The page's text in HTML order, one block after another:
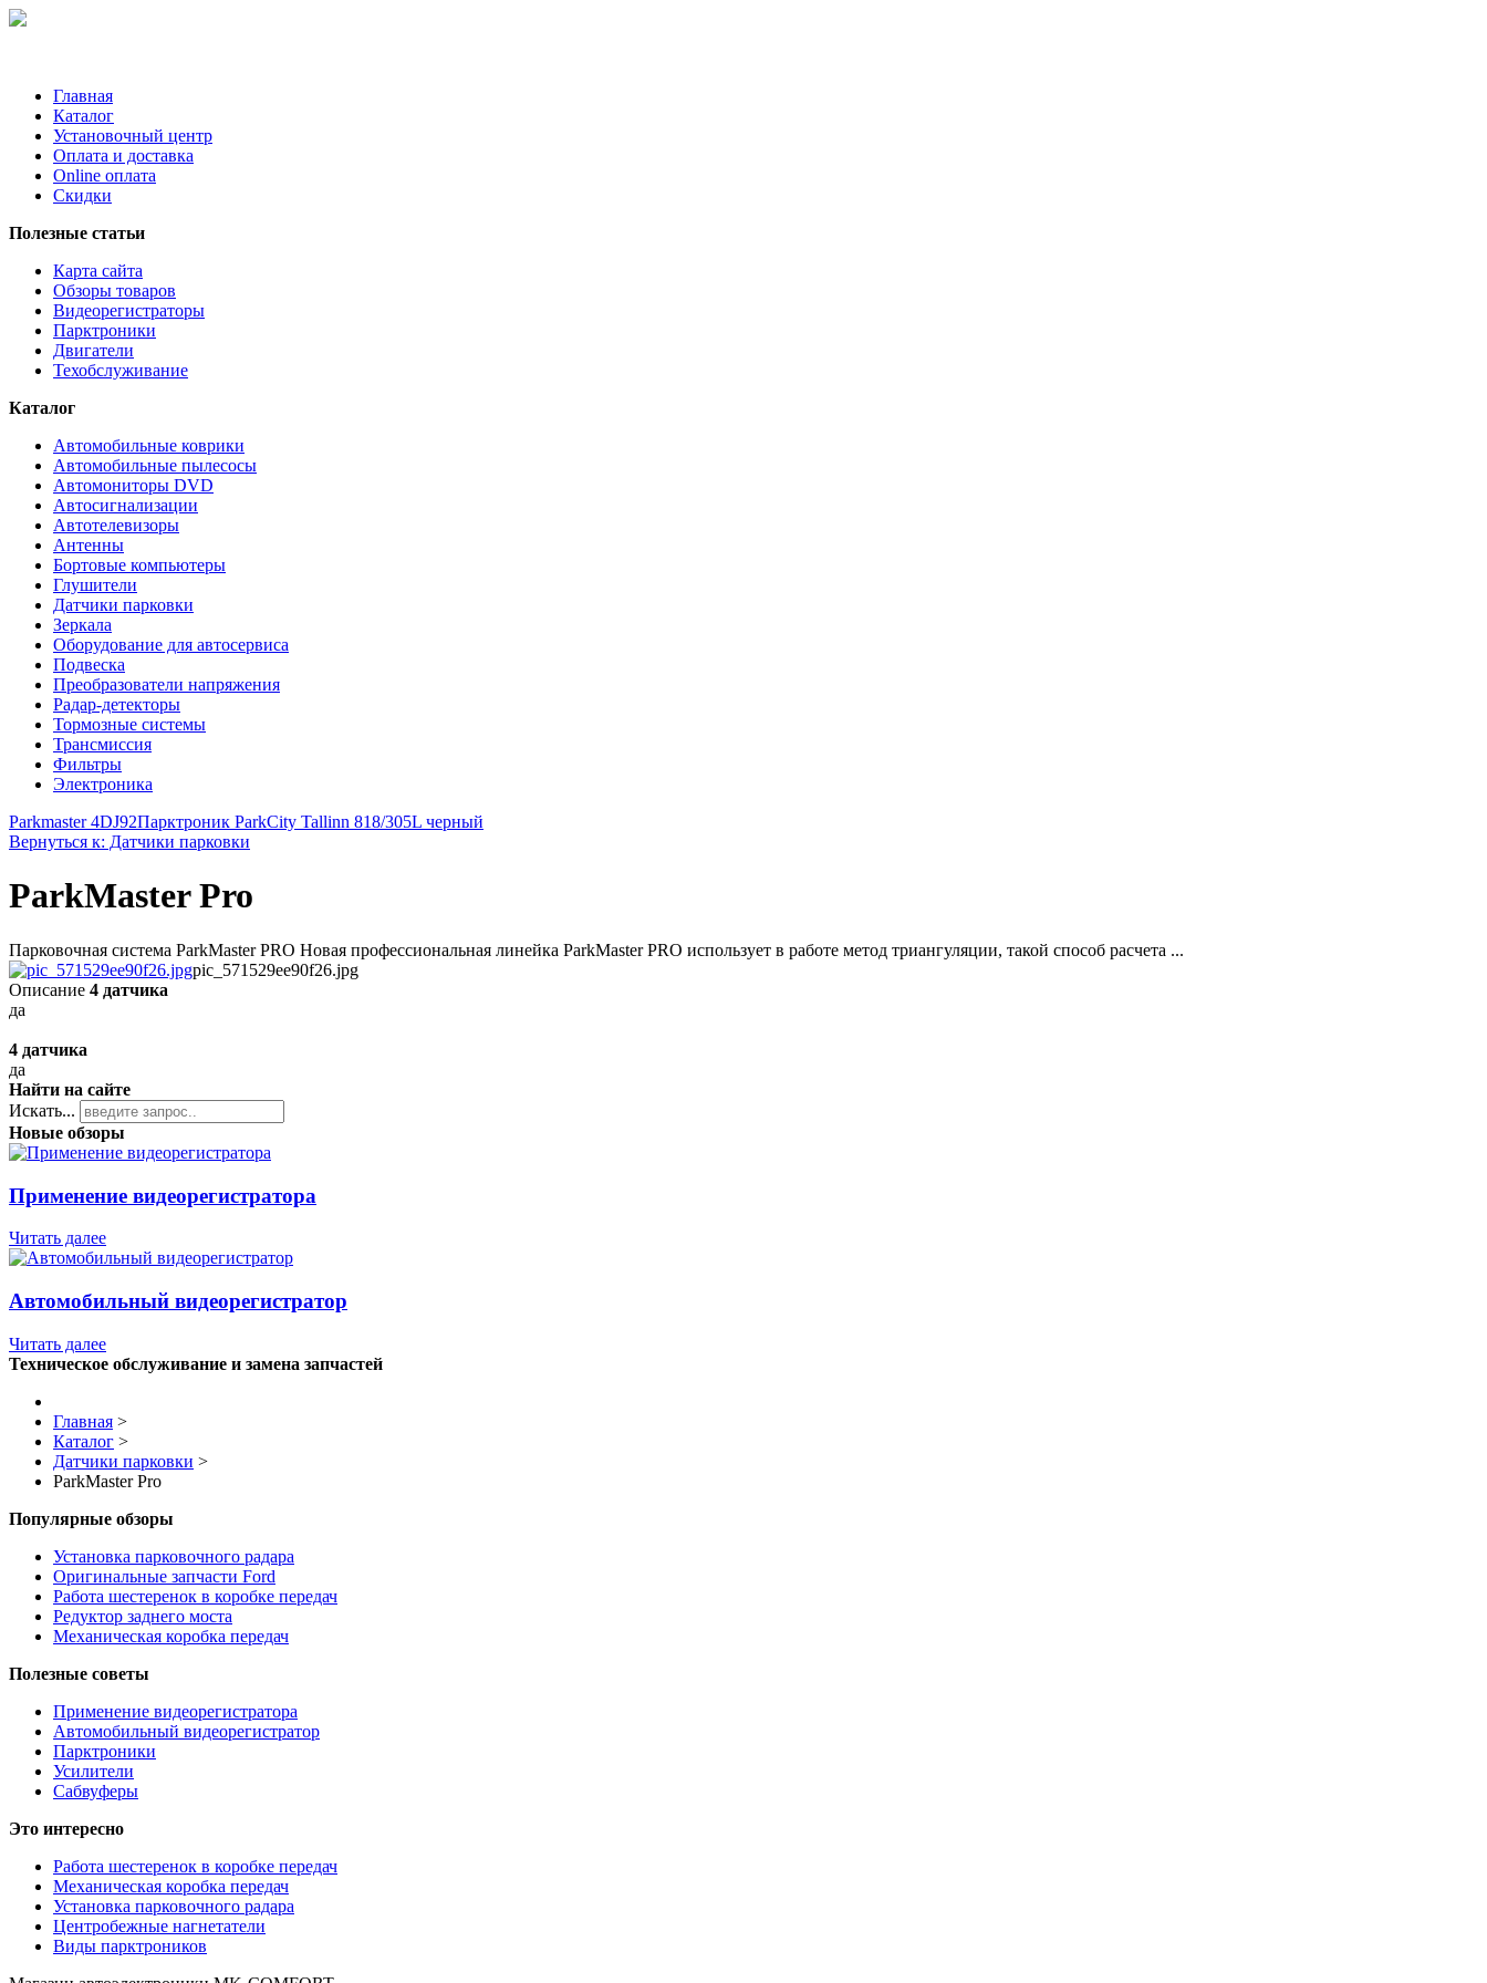
Главная
Каталог
Установочный центр
Оплата и доставка
Online оплата
Скидки
Полезные статьи
Карта сайта
Обзоры товаров
Видеорегистраторы
Парктроники
Двигатели
Техобслуживание
Каталог
Автомобильные коврики
Автомобильные пылесосы
Автомониторы DVD
Автосигнализации
Автотелевизоры
Антенны
Бортовые компьютеры
Глушители
Датчики парковки
Зеркала
Оборудование для автосервиса
Подвеска
Преобразователи напряжения
Радар-детекторы
Тормозные системы
Трансмиссия
Фильтры
Электроника
Parkmaster 4DJ92Парктроник ParkCity Tallinn 818/305L черный
Вернуться к: Датчики парковки
ParkMaster Pro
Парковочная система ParkMaster PRO Новая профессиональная линейка ParkMaster PRO использует в работе метод триангуляции, такой способ расчета ...
pic_571529ee90f26.jpg
Описание 4 датчика
да
4 датчика
да
Найти на сайте
Искать...
Новые обзоры
Применение видеорегистратора
Читать далее
Автомобильный видеорегистратор
Читать далее
Техническое обслуживание и замена запчастей
Главная >
Каталог >
Датчики парковки >
ParkMaster Pro
Популярные обзоры
Установка парковочного радара
Оригинальные запчасти Ford
Работа шестеренок в коробке передач
Редуктор заднего моста
Механическая коробка передач
Полезные советы
Применение видеорегистратора
Автомобильный видеорегистратор
Парктроники
Усилители
Cабвуферы
Это интересно
Работа шестеренок в коробке передач
Механическая коробка передач
Установка парковочного радара
Центробежные нагнетатели
Виды парктроников